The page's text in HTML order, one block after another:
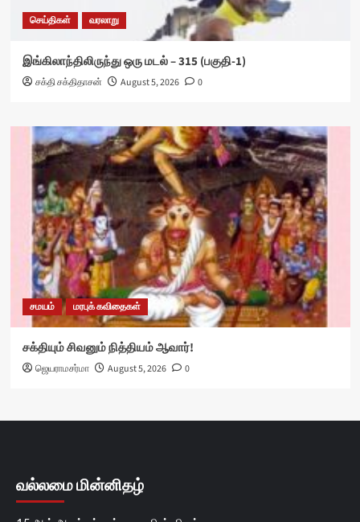
செய்திகள் வரலாறு
இங்கிலாந்திலிருந்து ஒரு மடல் – 315 (பகுதி-1)
சக்தி சக்திதாசன் August 5, 2026 0
சமயம் மரபுக் கவிதைகள்
சக்தியும் சிவனும் நித்தியம் ஆவார்!
ஜெயராமசர்மா August 5, 2026 0
வல்லமை மின்னிதழ்